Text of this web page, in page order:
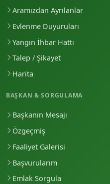
Aramızdan Ayrılanlar
Evlenme Duyuruları
Yangın İhbar Hattı
Talep / Şikayet
Harita
BAŞKAN & SORGULAMA
Başkanın Mesajı
Özgeçmiş
Faaliyet Galerisi
Başvurularım
Emlak Sorgula